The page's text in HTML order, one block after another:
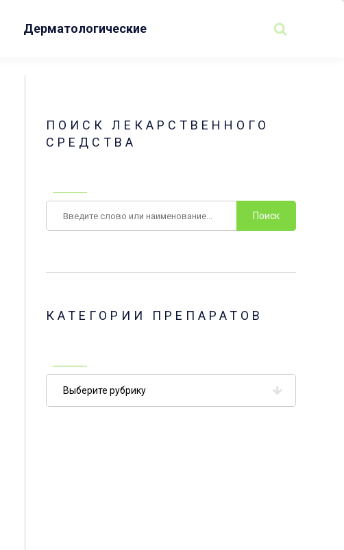
Дерматологические
ПОИСК ЛЕКАРСТВЕННОГО
СРЕДСТВА
КАТЕГОРИИ ПРЕПАРАТОВ
препаратов